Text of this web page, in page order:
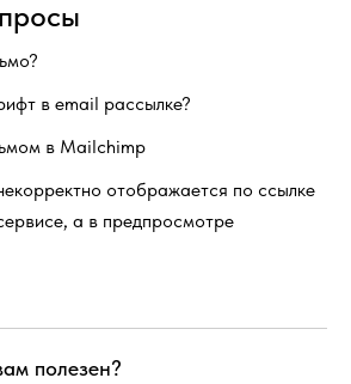
в email рассылке?
в Mailchimp
отображается по ссылке
а в предпросмотре
полезен?